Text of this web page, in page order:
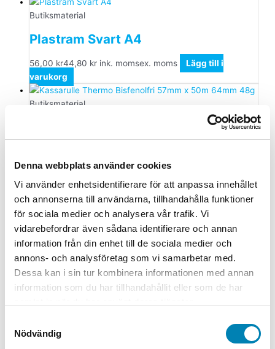
Denna webbplats använder cookies
Vi använder enhetsidentifierare för att anpassa innehållet
och annonserna till användarna, tillhandahålla funktioner
för sociala medier och analysera vår trafik. Vi
vidarebefordrar även sådana identifierare och annan
information från din enhet till de sociala medier och
annons- och analysföretag som vi samarbetar med.
Dessa kan i sin tur kombinera informationen med annan
information som du har tillhandahållit eller som de har
Nödvändig
Butiksmaterial
Plastram Svart A4
56,00 kr44,80 kr ink. momsex. moms
Lägg till i
varukorg
Butiksmaterial
Kassarulle Thermo Bisfenolfri 57mm
x 50m Ø64mm 48g
119,00kr95,20 kr ink. momsex. moms
Butiksmaterial
Gatuställ Gotic silver 50x70cm
1.995,00 1.596,00 kr ink. moms ex. moms
Lägg till i
varukorg
Butiksmaterial
kr